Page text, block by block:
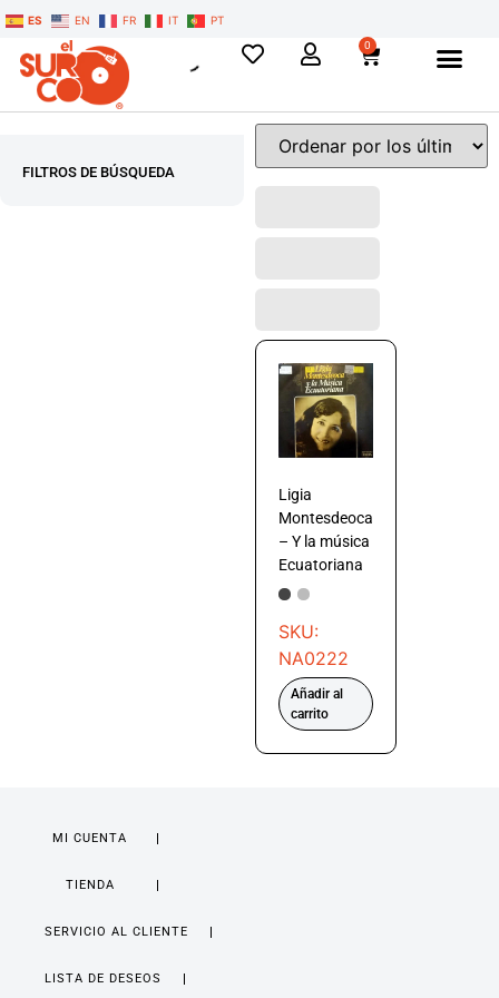
ES EN FR IT PT
0
FILTROS DE BÚSQUEDA
Ligia
Montesdeoca
– Y la música
Ecuatoriana
SKU:
NA0222
Añadir al
carrito
MI CUENTA
TIENDA
SERVICIO AL CLIENTE
LISTA DE DESEOS